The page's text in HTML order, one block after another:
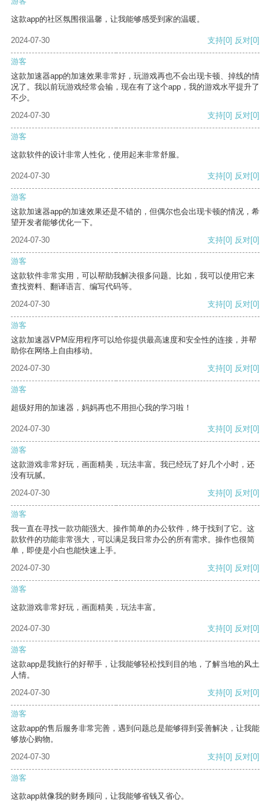
这款app的社区氛围很温馨，让我能够感受到家的温暖。
2024-07-30 支持[0] 反对[0]
游客
这款加速器app的加速效果非常好，玩游戏再也不会出现卡顿、掉线的情
况了。我以前玩游戏经常会输，现在有了这个app，我的游戏水平提升了
不少。
2024-07-30
支持[0] 反对[0]
游客
这款软件的设计非常人性化，使用起来非常舒服。
2024-07-30 支持[0] 反对[0]
游客
这款加速器app的加速效果还是不错的，但偶尔也会出现卡顿的情况，希
望开发者能够优化一下。
2024-07-30
支持[0] 反对[0]
游客
这款软件非常实用，可以帮助我解决很多问题。比如，我可以使用它来
查找资料、翻译语言、编写代码等。
2024-07-30
支持[0] 反对[0]
游客
这款加速器VPM应用程序可以给你提供最高速度和安全性的连接，并帮
助你在网络上自由移动。
2024-07-30
支持[0] 反对[0]
游客
超级好用的加速器，妈妈再也不用担心我的学习啦！
2024-07-30 支持[0] 反对[0]
游客
这款游戏非常好玩，画面精美，玩法丰富。我已经玩了好几个小时，还
没有玩腻。
2024-07-30
支持[0] 反对[0]
游客
我一直在寻找一款功能强大、操作简单的办公软件，终于找到了它。这
款软件的功能非常强大，可以满足我日常办公的所有需求。操作也很简
单，即使是小白也能快速上手。
2024-07-30
支持[0] 反对[0]
游客
这款游戏非常好玩，画面精美，玩法丰富。
2024-07-30 支持[0] 反对[0]
游客
这款app是我旅行的好帮手，让我能够轻松找到目的地，了解当地的风土
人情。
2024-07-30
支持[0] 反对[0]
游客
这款app的售后服务非常完善，遇到问题总是能够得到妥善解决，让我能
够放心购物。
2024-07-30
支持[0] 反对[0]
游客
这款app就像我的财务顾问，让我能够省钱又省心。